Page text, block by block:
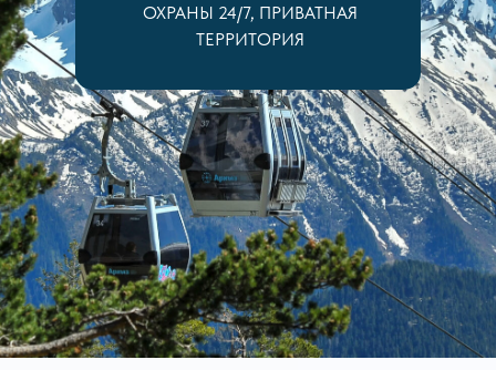
ОХРАНЫ 24/7, ПРИВАТНАЯ
ТЕРРИТОРИЯ